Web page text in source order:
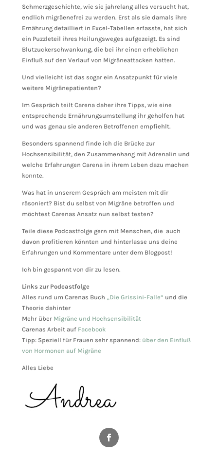
Schmerzgeschichte, wie sie jahrelang alles versucht hat,
endlich migräenefrei zu werden. Erst als sie damals ihre
Ernährung detailliert in Excel-Tabellen erfasste, hat sich
ein Puzzleteil ihres Heilungsweges aufgezeigt. Es sind
Blutzuckerschwankung, die bei ihr einen erheblichen
Einfluß auf den Verlauf von Migräneattacken hatten.
Und vielleicht ist das sogar ein Ansatzpunkt für viele
weitere Migränepatienten?
Im Gespräch teilt Carena daher ihre Tipps, wie eine
entsprechende Ernährungsumstellung ihr geholfen hat
und was genau sie anderen Betroffenen empfiehlt.
Besonders spannend finde ich die Brücke zur
Hochsensibilität, den Zusammenhang mit Adrenalin und
welche Erfahrungen Carena in ihrem Leben dazu machen
konnte.
Was hat in unserem Gespräch am meisten mit dir
räsoniert? Bist du selbst von Migräne betroffen und
möchtest Carenas Ansatz nun selbst testen?
Teile diese Podcastfolge gern mit Menschen, die auch
davon profitieren könnten und hinterlasse uns deine
Erfahrungen und Kommentare unter dem Blogpost!
Ich bin gespannt von dir zu lesen.
Links zur Podcastfolge
Alles rund um Carenas Buch „Die Grissini-Falle“ und die
Theorie dahinter
Mehr über Migräne und Hochsensibilität
Carenas Arbeit auf Facebook
Tipp: Speziell für Frauen sehr spannend: über den Einfluß
von Hormonen auf Migräne
Alles Liebe